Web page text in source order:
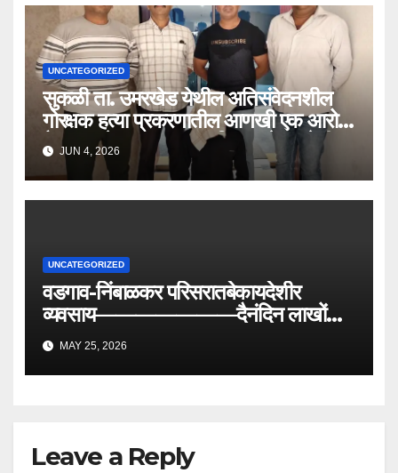
UNCATEGORIZED
सुकळी ता. उमरखेड येथील अतिसंवेदनशील
गोरक्षक हत्या प्रकरणातील आणखी एक आरोपी
हैद्राबाद येथून अटक.स्थानिक गुन्हे शाखेची
कारवाई.
JUN 4, 2026
UNCATEGORIZED
वडगाव-निंबाळकर परिसरातबेकायदेशीर
व्यवसाय———————दैनंदिन लाखोंची
उलाढाल
MAY 25, 2026
Leave a Reply